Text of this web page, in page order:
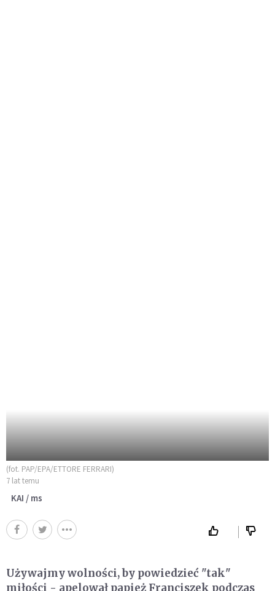
(fot. PAP/EPA/ETTORE FERRARI)
7 lat temu
KAI / ms
Używajmy wolności, by powiedzieć "tak"
miłości - apelował papież Franciszek podczas